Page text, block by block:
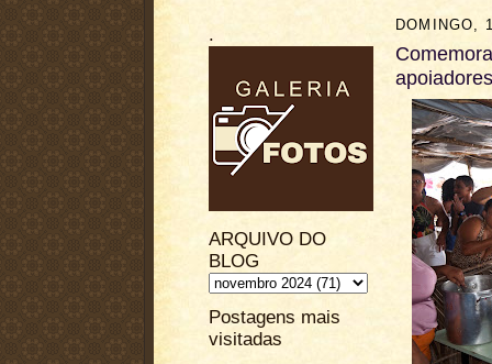
.
ARQUIVO DO
BLOG
Postagens mais
visitadas
DOMINGO,